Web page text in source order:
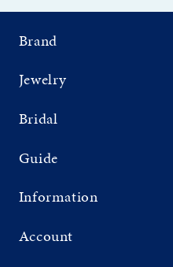
Brand
Jewelry
Bridal
Guide
Information
Account